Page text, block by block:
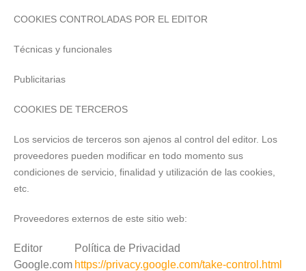
COOKIES CONTROLADAS POR EL EDITOR
Técnicas y funcionales
Publicitarias
COOKIES DE TERCEROS
Los servicios de terceros son ajenos al control del editor. Los
proveedores pueden modificar en todo momento sus
condiciones de servicio, finalidad y utilización de las cookies,
etc.
Proveedores externos de este sitio web:
Editor
Política de Privacidad
Google.com https://privacy.google.com/take-control.html